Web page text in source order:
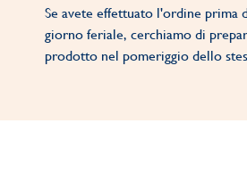
Se avete effettuato l'ordine prima
giorno feriale, cerchiamo di
prodotto nel pomeriggio dello